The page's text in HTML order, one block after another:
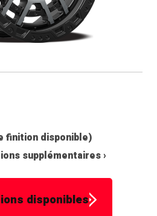
finition disponible)
supplémentaires ›
disponibles